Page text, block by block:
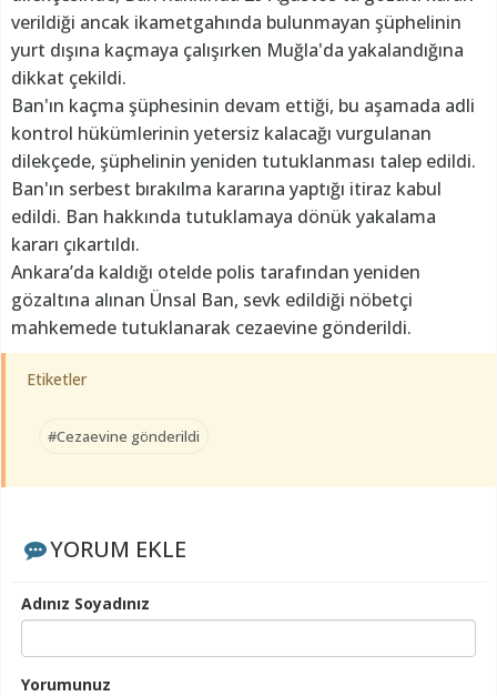
verildiği ancak ikametgahında bulunmayan şüphelinin
yurt dışına kaçmaya çalışırken Muğla'da yakalandığına
dikkat çekildi.
Ban'ın kaçma şüphesinin devam ettiği, bu aşamada adli
kontrol hükümlerinin yetersiz kalacağı vurgulanan
dilekçede, şüphelinin yeniden tutuklanması talep edildi.
Ban'ın serbest bırakılma kararına yaptığı itiraz kabul
edildi. Ban hakkında tutuklamaya dönük yakalama
kararı çıkartıldı.
Ankara’da kaldığı otelde polis tarafından yeniden
gözaltına alınan Ünsal Ban, sevk edildiği nöbetçi
mahkemede tutuklanarak cezaevine gönderildi.
Etiketler
#Cezaevine gönderildi
YORUM EKLE
Adınız Soyadınız
Yorumunuz